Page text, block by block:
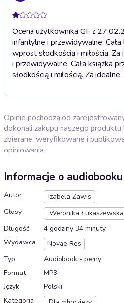
Ocena użytkownika GF z
infantylne i przewidywalne. Cała
wprost słodkością i miłością. Za
i przewidywalne. Cała książka
słodkością i miłością. Za idealne.
Opinie pochodzą od
dokonali zakupu naszego produktu
zbierane, weryfikowane i
opiniowania.
Informacje o audiobooku
Autor
Izabela Zawis
Głosy
Weronika Łukaszewska
Długość
4 godziny 34 minuty
Wydawca
Novae Res
Typ
Audiobook - pełny
Format
MP3
Język
Polski
Kategoria